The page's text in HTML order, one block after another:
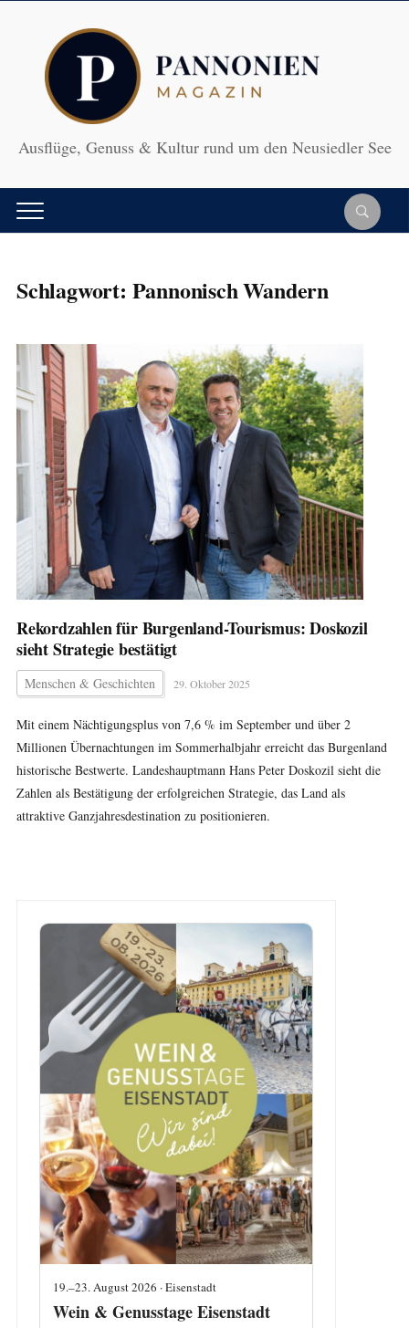
Ausflüge, Genuss & Kultur rund um den Neusiedler See
Schlagwort: Pannonisch Wandern
Rekordzahlen für Burgenland-Tourismus: Doskozil
sieht Strategie bestätigt
Menschen & Geschichten 29. Oktober 2025
Mit einem Nächtigungsplus von 7,6 % im September und über 2
Millionen Übernachtungen im Sommerhalbjahr erreicht das Burgenland
historische Bestwerte. Landeshauptmann Hans Peter Doskozil sieht die
Zahlen als Bestätigung der erfolgreichen Strategie, das Land als
attraktive Ganzjahresdestination zu positionieren.
19.–23. August 2026 · Eisenstadt
Wein & Genusstage Eisenstadt